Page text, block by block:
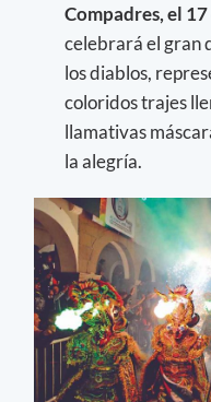
Compadres, el
celebrará el gran
los diablos,
coloridos trajes
llamativas
la alegría.